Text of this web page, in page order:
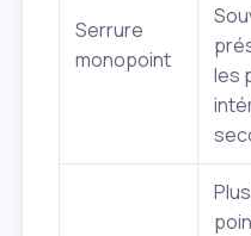
Serrure
monopoint
les